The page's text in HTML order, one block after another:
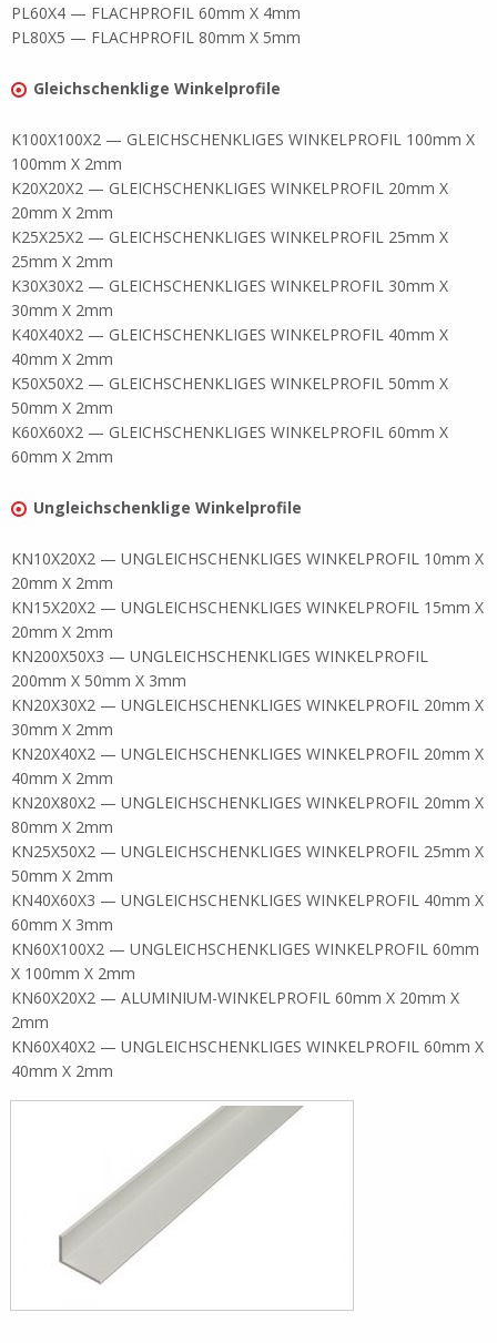
PL60X4 — FLACHPROFIL 60mm X 4mm
PL80X5 — FLACHPROFIL 80mm X 5mm
Gleichschenklige Winkelprofile
K100X100X2 — GLEICHSCHENKLIGES WINKELPROFIL 100mm X
100mm X 2mm
K20X20X2 — GLEICHSCHENKLIGES WINKELPROFIL 20mm X
20mm X 2mm
K25X25X2 — GLEICHSCHENKLIGES WINKELPROFIL 25mm X
25mm X 2mm
K30X30X2 — GLEICHSCHENKLIGES WINKELPROFIL 30mm X
30mm X 2mm
K40X40X2 — GLEICHSCHENKLIGES WINKELPROFIL 40mm X
40mm X 2mm
K50X50X2 — GLEICHSCHENKLIGES WINKELPROFIL 50mm X
50mm X 2mm
K60X60X2 — GLEICHSCHENKLIGES WINKELPROFIL 60mm X
60mm X 2mm
Ungleichschenklige Winkelprofile
KN10X20X2 — UNGLEICHSCHENKLIGES WINKELPROFIL 10mm X
20mm X 2mm
KN15X20X2 — UNGLEICHSCHENKLIGES WINKELPROFIL 15mm X
20mm X 2mm
KN200X50X3 — UNGLEICHSCHENKLIGES WINKELPROFIL
200mm X 50mm X 3mm
KN20X30X2 — UNGLEICHSCHENKLIGES WINKELPROFIL 20mm X
30mm X 2mm
KN20X40X2 — UNGLEICHSCHENKLIGES WINKELPROFIL 20mm X
40mm X 2mm
KN20X80X2 — UNGLEICHSCHENKLIGES WINKELPROFIL 20mm X
80mm X 2mm
KN25X50X2 — UNGLEICHSCHENKLIGES WINKELPROFIL 25mm X
50mm X 2mm
KN40X60X3 — UNGLEICHSCHENKLIGES WINKELPROFIL 40mm X
60mm X 3mm
KN60X100X2 — UNGLEICHSCHENKLIGES WINKELPROFIL 60mm
X 100mm X 2mm
KN60X20X2 — ALUMINIUM-WINKELPROFIL 60mm X 20mm X
2mm
KN60X40X2 — UNGLEICHSCHENKLIGES WINKELPROFIL 60mm X
40mm X 2mm